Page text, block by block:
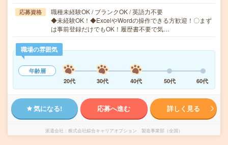
応募資格
職種未経験OK / ブランクOK / 英語力不要
◆未経験OK！◆ExcelやWordの操作できる方歓迎！〇まず
は事前登録だけでもOK！履歴書不要で気…
職場の雰囲気
年齢層
20代
30代 40代 50代 60代
気になる! 応募へ進む 詳しく見る
派遣会社 株式会社綜合キャリアオプション 製造事業部（全国）